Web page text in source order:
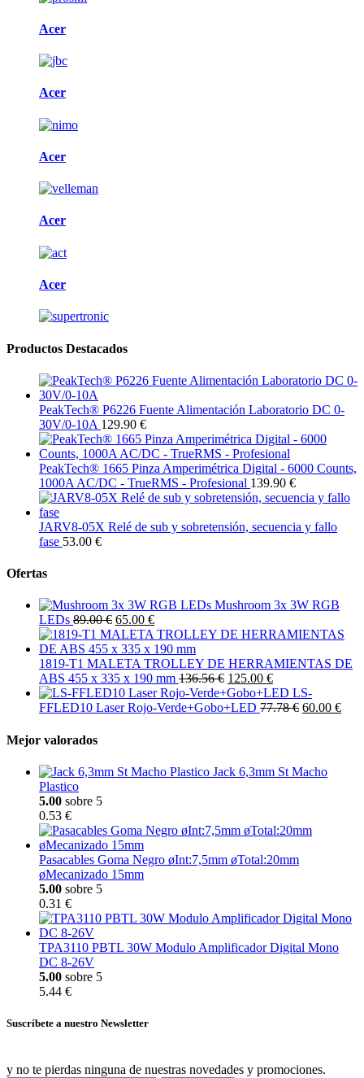
Acer
Acer
Acer
Acer
Acer
Productos Destacados
PeakTech® P6226 Fuente Alimentación Laboratorio DC 0-
30V/0-10A 129.90 €
PeakTech® 1665 Pinza Amperimétrica Digital - 6000 Counts,
1000A AC/DC - TrueRMS - Profesional 139.90 €
JARV8-05X Relé de sub y sobretensión, secuencia y fallo
fase 53.00 €
Ofertas
Mushroom 3x 3W RGB
LEDs 89.00 € 65.00 €
1819-T1 MALETA TROLLEY DE HERRAMIENTAS DE
ABS 455 x 335 x 190 mm 136.56 € 125.00 €
LS-
FFLED10 Laser Rojo-Verde+Gobo+LED 77.78 € 60.00 €
Mejor valorados
Jack 6,3mm St Macho
Plastico
5.00 sobre 5
0.53 €
Pasacables Goma Negro øInt:7,5mm øTotal:20mm
øMecanizado 15mm
5.00 sobre 5
0.31 €
TPA3110 PBTL 30W Modulo Amplificador Digital Mono
DC 8-26V
5.00 sobre 5
5.44 €
Suscríbete a nuestro Newsletter
y no te pierdas ninguna de nuestras novedades y promociones.